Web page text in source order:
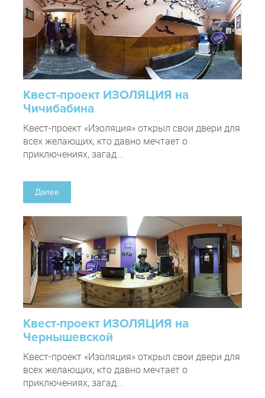
Квест-проект ИЗОЛЯЦИЯ на
Чичибабина
Квест-проект «Изоляция» открыл свои двери для
всех желающих, кто давно мечтает о
приключениях, загад...
Далее
Квест-проект ИЗОЛЯЦИЯ на
Чернышевской
Квест-проект «Изоляция» открыл свои двери для
всех желающих, кто давно мечтает о
приключениях, загад...